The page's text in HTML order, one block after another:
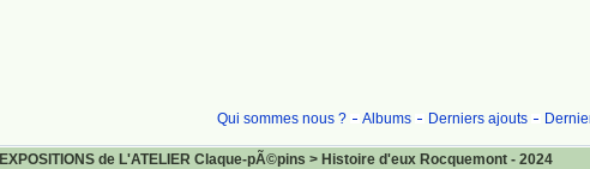
Qui sommes nous ?
Albums Derniers ajouts
EXPOSITIONS de L'ATELIER Claque-pÃ©pins > Histoire d'eux Rocquemont - 2024